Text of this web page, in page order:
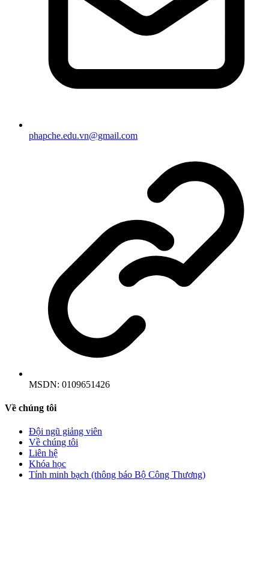
phapche.edu.vn@gmail.com
MSDN: 0109651426
Về chúng tôi
Đội ngũ giảng viên
Về chúng tôi
Liên hệ
Khóa học
Tính minh bạch (thông báo Bộ Công Thương)